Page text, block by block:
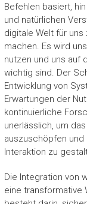
Befehlen basiert,
und natürlichen
digitale Welt für
machen. Es wird
nutzen und uns auf
wichtig sind. Der
Entwicklung von
Erwartungen der
kontinuierliche
unerlässlich, um
auszuschöpfen und
Interaktion zu
Die Integration von
eine transformative